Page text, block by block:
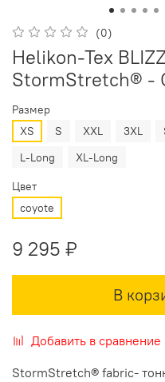
(0)
Helikon-Tex
StormStretch® -
Размер
XS
S XXL 3XL
L-Long
XL-Long
Цвет
coyote
9 295 ₽
В
Добавить в сравнение
StormStretch® fabric-